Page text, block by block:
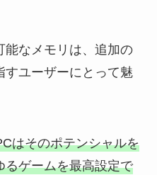
能なメモリは、追加の
すユーザーにとって魅
はそのポテンシャルを
るゲームを最高設定で